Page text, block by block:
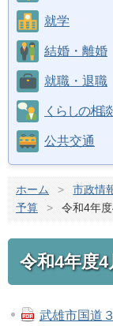
就学
結婚・離婚
就職・退職
くらしの相談
公共交通
ホーム > 市政情
予算
> 令和4年
令和4年度
武雄市国道